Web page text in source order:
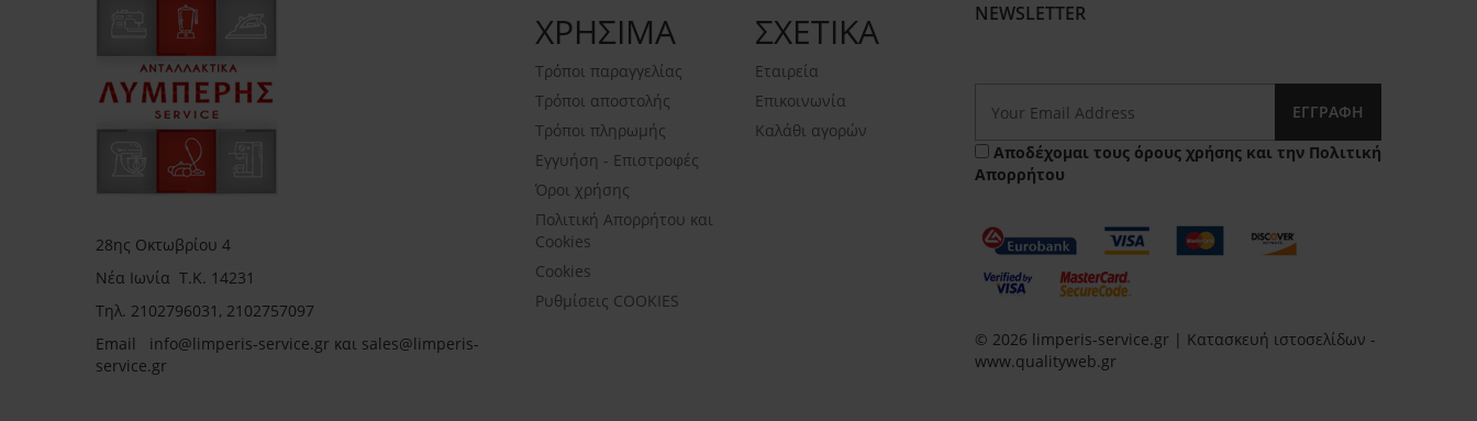
28ης Οκτωβρίου 4
Νέα Ιωνία Τ.Κ. 14231
Τηλ. 2102796031, 2102757097
Email info@limperis-service.gr και sales@limperis-
service.gr
ΧΡΗΣΙΜΑ
Τρόποι παραγγελίας
Τρόποι αποστολής
Τρόποι πληρωμής
Εγγυήση - Επιστροφές
Όροι χρήσης
Πολιτική Απορρήτου και
Cookies
Cookies
Ρυθμίσεις COOKIES
ΣΧΕΤΙΚΑ
Εταιρεία
Επικοινωνία
Καλάθι αγορών
NEWSLETTER
ΕΓΓΡΑΦΉ
Αποδέχομαι τους όρους χρήσης και την Πολιτική
Απορρήτου
© 2026 limperis-service.gr | Κατασκευή ιστοσελίδων -
www.qualityweb.gr